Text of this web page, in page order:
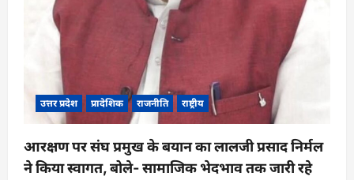
उत्तर प्रदेश प्रादेशिक राजनीति राष्ट्रीय
आरक्षण पर संघ प्रमुख के बयान का लालजी प्रसाद निर्मल
ने किया स्वागत, बोले- सामाजिक भेदभाव तक जारी रहे